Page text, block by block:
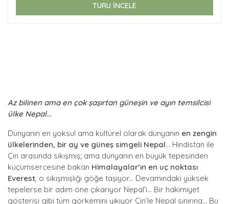
TURU İNCELE
Az bilinen ama en çok şaşırtan güneşin ve ayın temsilcisi
ülke Nepal...
Dünyanın en yoksul ama kültürel olarak dünyanın en zengin
ülkelerinden, bir ay ve güneş simgeli Nepal... Hindistan ile
Çin arasında sıkışmış; ama dünyanın en büyük tepesinden
küçümsercesine bakan Himalayalar’ın en uç noktası
Everest, o sıkışmışlığı göğe taşıyor... Devamındaki yüksek
tepelerse bir adım öne çıkarıyor Nepal’i... Bir hakimiyet
gösterisi gibi tüm görkemini yıkıyor Çin’le Nepal sınırına... Bu